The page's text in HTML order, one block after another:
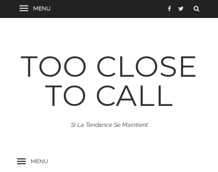
TOO CLOSE
TO CALL
Si La Tendance Se Maintient